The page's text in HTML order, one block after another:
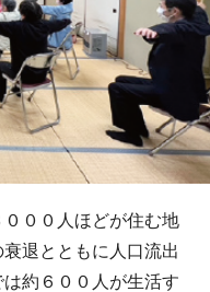
００人ほどが住む地
退とともに人口流出
約６００人が生活す